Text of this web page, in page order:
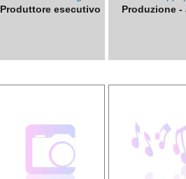
Produttore esecutivo
Produzione -